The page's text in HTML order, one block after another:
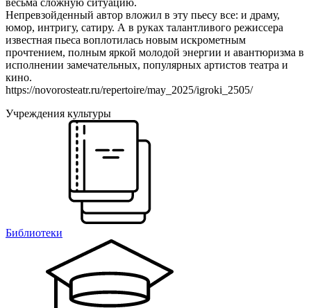
Непревзойденный автор вложил в эту пьесу все: и драму,
юмор, интригу, сатиру. А в руках талантливого режиссера
известная пьеса воплотилась новым искрометным
прочтением, полным яркой молодой энергии и авантюризма в
исполнении замечательных, популярных артистов театра и
кино.
https://novorosteatr.ru/repertoire/may_2025/igroki_2505/
Учреждения культуры
Библиотеки